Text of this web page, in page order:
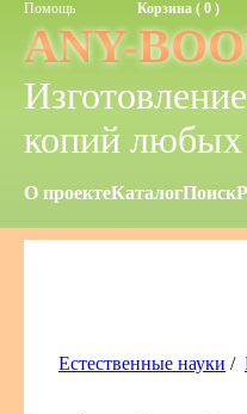
Помощь Корзина ( 0 )
ANY-
копий любых
О проектеКаталогПоиск
Естественные науки /